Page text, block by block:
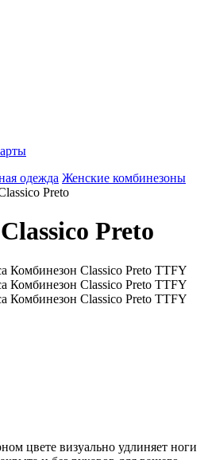
одежда Женские комбинезоны
Preto
Preto
цвете визуально удлиняет ноги